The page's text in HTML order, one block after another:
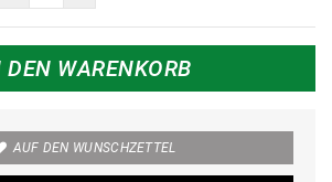
DEN WARENKORB
AUF DEN WUNSCHZETTEL